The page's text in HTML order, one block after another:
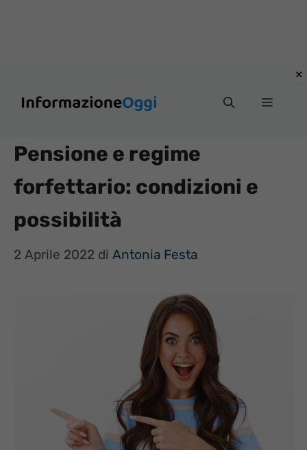
Menu
Pensione e regime
forfettario: condizioni e
possibilità
2 Aprile 2022 di Antonia Festa